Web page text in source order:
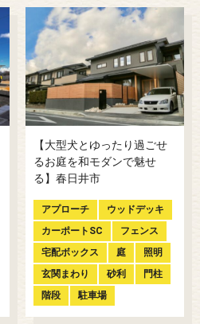
【大型犬とゆったり過ごせ
るお庭を和モダンで魅せ
る】春日井市
アプローチ
ウッドデッキ
カーポートSC
フェンス
宅配ボックス
庭
照明
玄関まわり
砂利
門柱
階段
駐車場